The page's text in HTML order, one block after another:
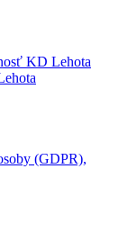
KD Lehota
(GDPR),